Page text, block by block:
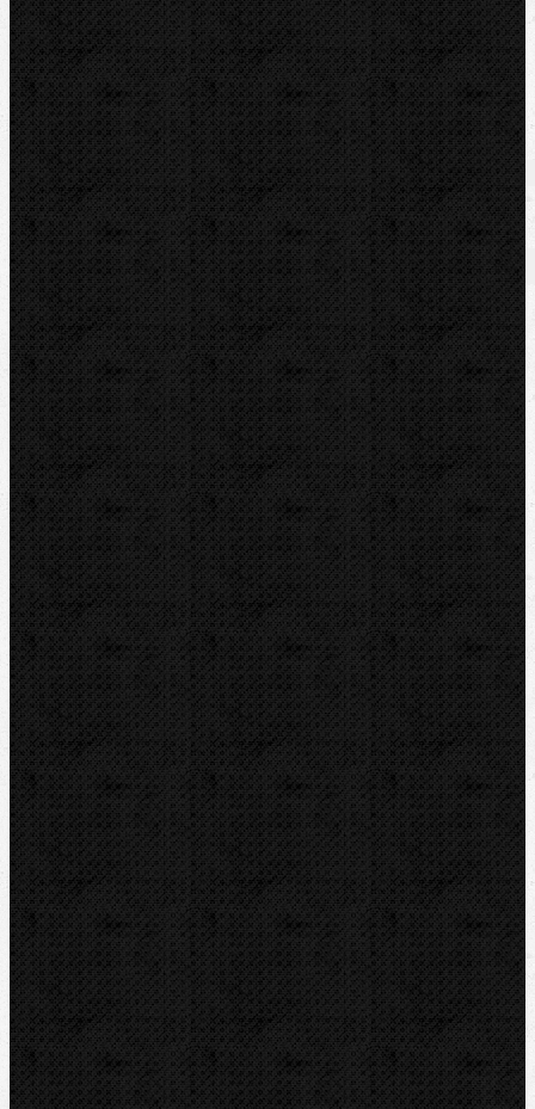
Prodloužení 1.1/4˝ UNC 500mm.
Zařazení
Vrtání a frézy
Vrtání a frézy / Příslušenství
Komentáře
Přidat komentář
Sortiment
Akce
Bazar
Novinky
Videoinspekce
Detektory a těsnění
Montážní výbava
Svěráky a pracovní stoly
Pájení a hořáky